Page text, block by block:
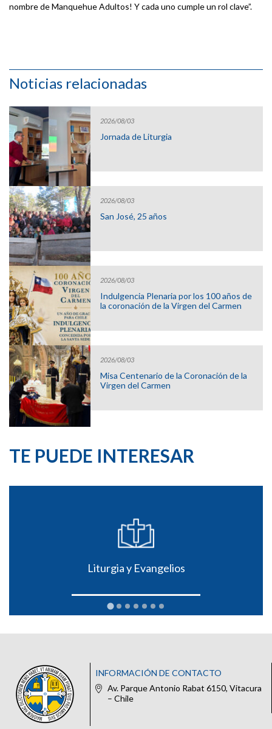
nombre de Manquehue Adultos! Y cada uno cumple un rol clave”.
Noticias relacionadas
2026/08/03
Jornada de Liturgia
2026/08/03
San José, 25 años
2026/08/03
Indulgencia Plenaria por los 100 años de
la coronación de la Virgen del Carmen
2026/08/03
Misa Centenario de la Coronación de la
Virgen del Carmen
TE PUEDE INTERESAR
Liturgia y Evangelios
INFORMACIÓN DE CONTACTO
Av. Parque Antonio Rabat 6150, Vitacura
– Chile